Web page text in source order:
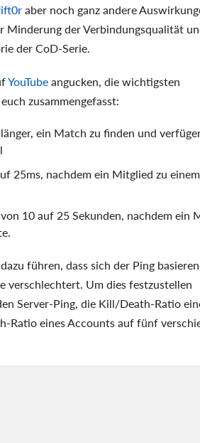
aber noch ganz andere
Minderung der Verbindungsqualität
der CoD-Serie.
YouTubeangucken, die wichtigsten
zusammengefasst:
ein Match zu finden und
25ms, nachdem ein Mitglied zu einem
10 auf 25 Sekunden, nachdem ein
führen, dass sich der Ping
verschlechtert. Um dies festzustellen
Server-Ping, die Kill/Death-Ratio
Ratio eines Accounts auf fünf